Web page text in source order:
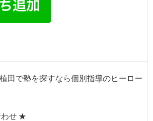
田で塾を探すなら個別指導のヒーロー
わせ ★